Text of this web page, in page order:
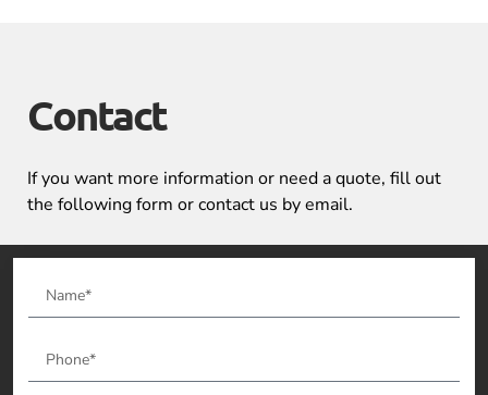
Contact
If you want more information or need a quote, fill out
the following form or contact us by email.